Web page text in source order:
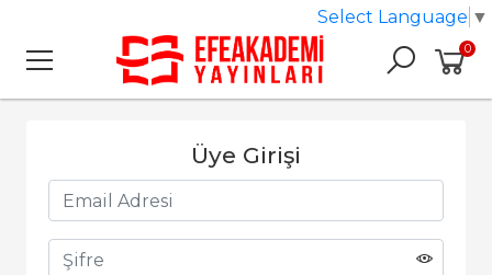
0
Üye Girişi
Select Language ▼